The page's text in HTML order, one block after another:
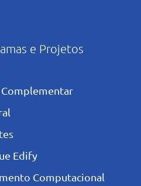
e Projetos
Edify
Computacional